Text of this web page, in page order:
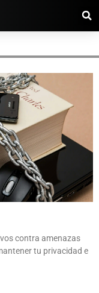
contra amenazas
tu privacidad e